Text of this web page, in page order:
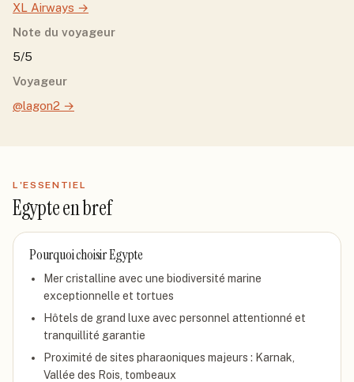
XL Airways →
Note du voyageur
5/5
Voyageur
@lagon2 →
L'ESSENTIEL
Egypteen bref
Pourquoi choisirEgypte
Mer cristalline avec une biodiversité marine
exceptionnelle et tortues
Hôtels de grand luxe avec personnel attentionné et
tranquillité garantie
Proximité de sites pharaoniques majeurs : Karnak,
Vallée des Rois, tombeaux